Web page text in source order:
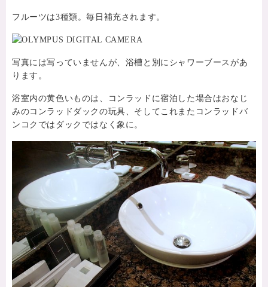
フルーツは3種類。毎日補充されます。
写真には写っていませんが、浴槽と別にシャワーブースがあ
ります。
浴室内の黄色いものは、コンラッドに宿泊した場合はおなじ
みのコンラッドダックの玩具、そしてこれまたコンラッドバ
ンコクではダックではなく象に。